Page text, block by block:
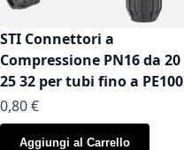
STI Connettori a
Compressione PN16 da 20
25 32 per tubi fino a PE100
As low as
0,80 €
Aggiungi al Carrello